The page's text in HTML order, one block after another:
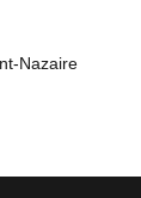
Nazaire